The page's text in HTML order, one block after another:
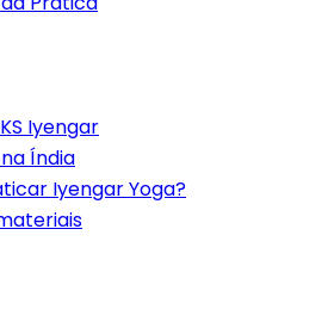
Iyengar
Índia
Iyengar Yoga?